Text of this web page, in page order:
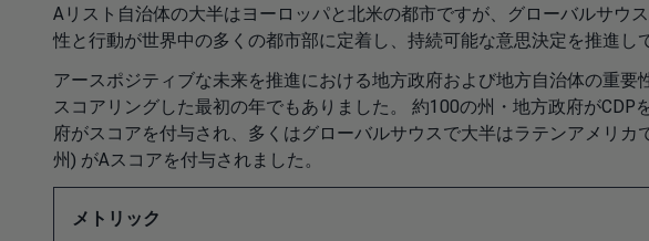
Aリスト自治体の大半はヨーロッパと北米の都市ですが、グローバルサウ
性と行動が世界中の多くの都市部に定着し、持続可能な意思決定を推進し
アースポジティブな未来を推進における地方政府および地方自治体の重
スコアリングした最初の年でもありました。 約100の州・地方政府が
府がスコアを付与され、多くはグローバルサウスで大半はラテンアメリ
州) がAスコアを付与されました。
メトリック